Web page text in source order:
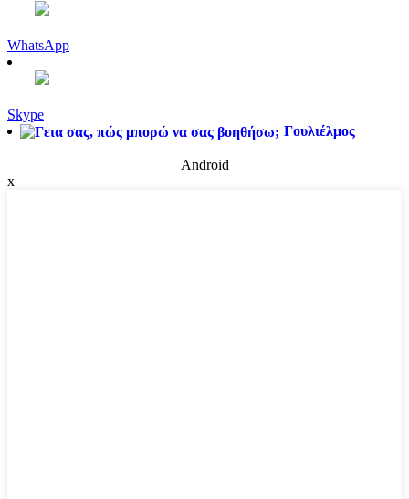
WhatsApp
Skype
Γουλιέλμος
Android
x